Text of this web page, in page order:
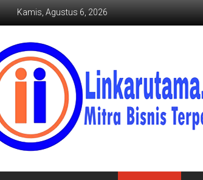
Kamis, Agustus 6, 2026